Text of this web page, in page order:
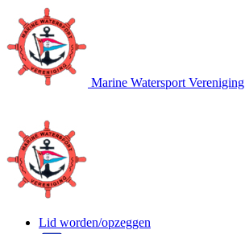
Marine Watersport Vereniging
Lid worden/opzeggen